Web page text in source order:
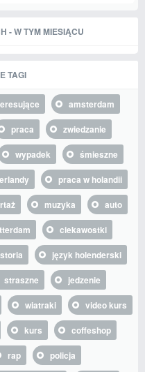
- W TYM MIESIĄCU
TAGI
amsterdam
praca
zwiedzanie
wypadek
śmieszne
praca w holandii
muzyka
auto
ciekawostki
język holenderski
straszne
jedzenie
wiatraki
video kurs
kurs
coffeshop
rap
policja